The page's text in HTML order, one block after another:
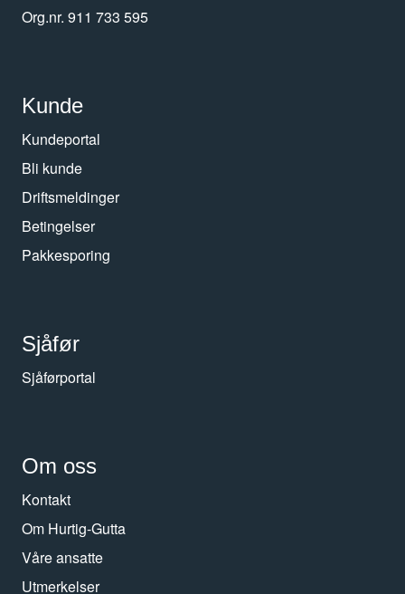
Org.nr. 911 733 595
Kunde
Kundeportal
Bli kunde
Driftsmeldinger
Betingelser
Pakkesporing
Sjåfør
Sjåførportal
Om oss
Kontakt
Om Hurtig-Gutta
Våre ansatte
Utmerkelser